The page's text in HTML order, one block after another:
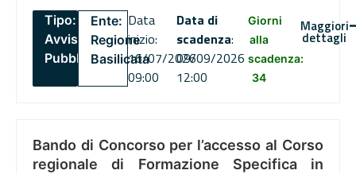
Tipo:
Avviso
Pubblico
Ente:
Regione
Basilicata
Data
inizio:
16/07/2026
09:00
Data di
scadenza:
09/09/2026
12:00
Giorni
alla
scadenza:
34
Maggiori
dettagli
Bando di Concorso per l’accesso al Corso
regionale di Formazione Specifica in